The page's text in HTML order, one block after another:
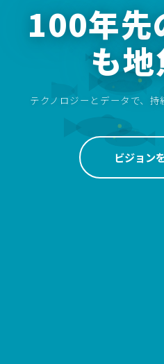
100年先
も
テクノロジーとデータで、
ビジョン